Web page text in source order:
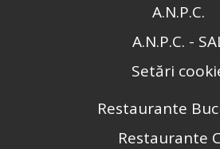
A.N.P.C.
A.N.P.C. -
Setări
Restaurante
Restaurante